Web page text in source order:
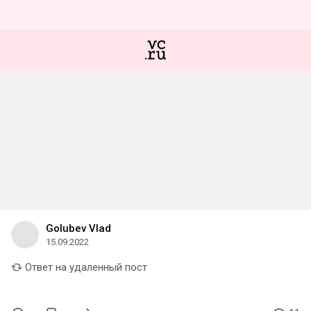
Golubev Vlad
15.09.2022
Ответ на удаленный пост